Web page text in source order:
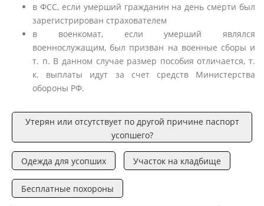
в ФСС, если умерший гражданин на день смерти был
зарегистрирован страхователем
в военкомат, если умерший являлся
военнослужащим, был призван на военные сборы и
т. п. В данном случае размер пособия отличается, т.
к. выплаты идут за счет средств Министерства
обороны РФ.
Утерян или отсутствует по другой причине паспорт
усопшего?
Одежда для усопших Участок на кладбище
Бесплатные похороны